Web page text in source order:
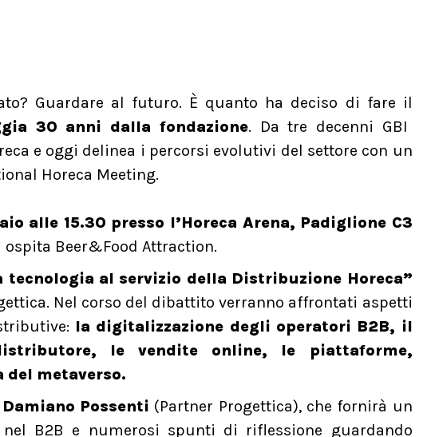
Guardare al futuro. È quanto ha deciso di fare il
30 anni dalla fondazione. Da tre decenni GBI
e oggi delinea i percorsi evolutivi del settore con un
Horeca Meeting.
alle 15.30 presso l’Horeca Arena, Padiglione C3
Beer&Food Attraction.
tecnologia al servizio della Distribuzione Horeca”
Nel corso del dibattito verranno affrontati aspetti
la digitalizzazione degli operatori B2B, il
le vendite online, le piattaforme,
del metaverso.
Damiano Possenti (Partner Progettica), che fornirà un
B2B e numerosi spunti di riflessione guardando